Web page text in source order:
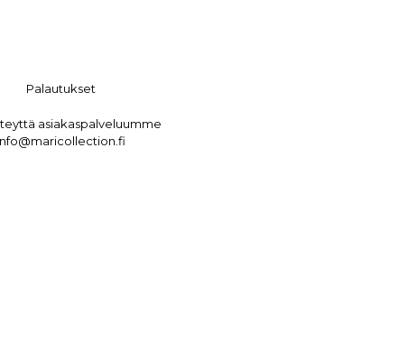
Palautukset
asiakaspalveluumme